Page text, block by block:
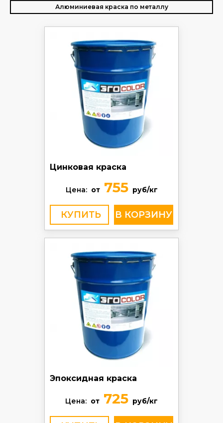
Алюминиевая краска по металлу
Цинковая краска
Цена: от755 руб/кг
КУПИТЬ
Эпоксидная краска
Цена: от 725 руб/кг